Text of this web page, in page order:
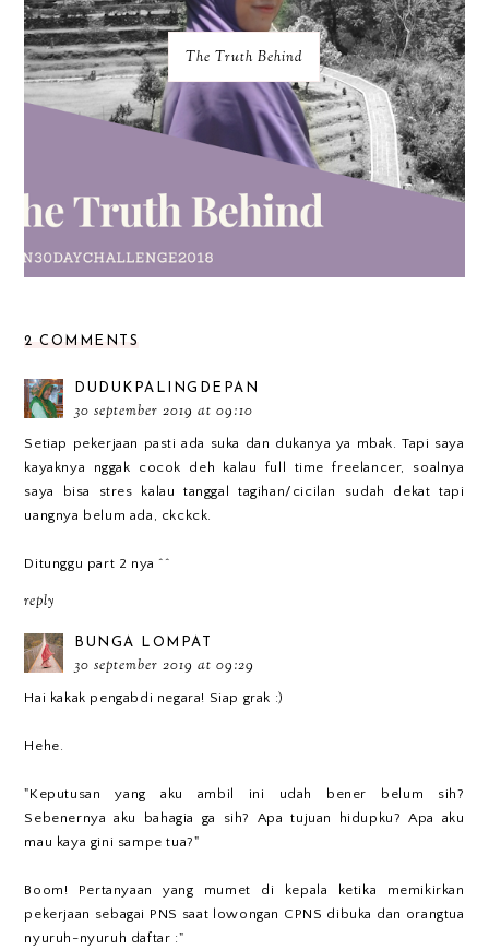
The Truth Behind
2 COMMENTS
DUDUKPALINGDEPAN
30 september 2019 at 09:10
Setiap pekerjaan pasti ada suka dan dukanya ya mbak. Tapi saya
kayaknya nggak cocok deh kalau full time freelancer, soalnya
saya bisa stres kalau tanggal tagihan/cicilan sudah dekat tapi
uangnya belum ada, ckckck.
Ditunggu part 2 nya ^^
reply
BUNGA LOMPAT
30 september 2019 at 09:29
Hai kakak pengabdi negara! Siap grak :)
Hehe.
"Keputusan yang aku ambil ini udah bener belum sih?
Sebenernya aku bahagia ga sih? Apa tujuan hidupku? Apa aku
mau kaya gini sampe tua?"
Boom! Pertanyaan yang mumet di kepala ketika memikirkan
pekerjaan sebagai PNS saat lowongan CPNS dibuka dan orangtua
nyuruh-nyuruh daftar :"